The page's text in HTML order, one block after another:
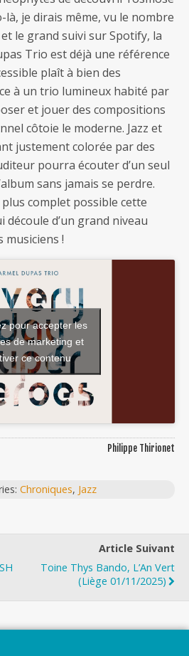
là, je dirais même, vu le nombre
le grand suivi sur Spotify, la
Trio est déjà une référence
plaît à bien des
à un trio lumineux habité par
et jouer des compositions
côtoie le moderne. Jazz et
justement colorée par des
pourra écouter d’un seul
sans jamais se perdre.
complet possible cette
découle d’un grand niveau
musiciens !
pour accepter les
de marketing et
ce contenu
Philippe Thirionet
Chroniques, Jazz
Article Suivant
Toine Thys Bando, L’An Vert
(Liège 01/11/2025)